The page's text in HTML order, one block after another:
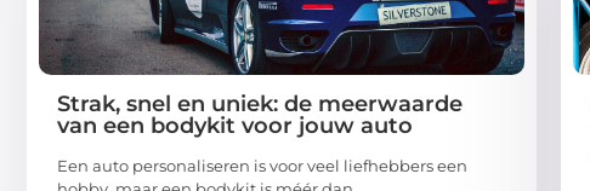
Strak, snel en uniek: de meerwaarde
van een bodykit voor jouw auto
Een auto personaliseren is voor veel liefhebbers een